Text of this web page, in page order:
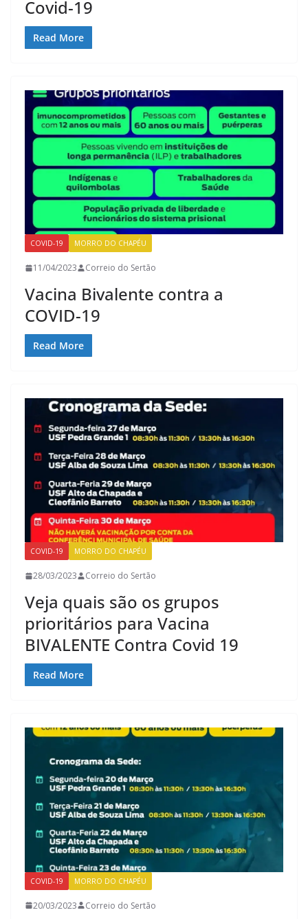
Covid-19
Read More
COVID-19 MORRO DO CHAPÉU
11/04/2023 Correio do Sertão
Vacina Bivalente contra a
COVID-19
Read More
COVID-19 MORRO DO CHAPÉU
28/03/2023 Correio do Sertão
Veja quais são os grupos
prioritários para Vacina
BIVALENTE Contra Covid 19
Read More
COVID-19 MORRO DO CHAPÉU
20/03/2023 Correio do Sertão